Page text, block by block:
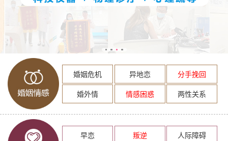
婚姻危机 异地恋
分手挽回
婚外情
情感困惑 两性关系
早恋 叛逆
人际障碍